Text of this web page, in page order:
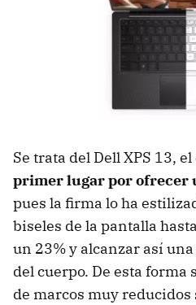
Se trata del Dell XPS 13,
primer lugar por ofrecer
pues la firma lo ha
biseles de la pantalla
un 23% y alcanzar así
del cuerpo. De esta forma
de marcos muy